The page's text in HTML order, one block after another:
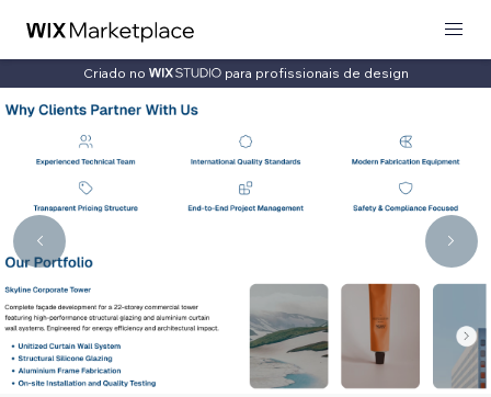
Criado no para profissionais de design